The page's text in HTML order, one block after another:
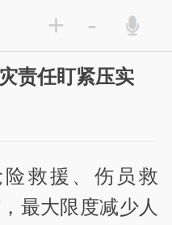
+ -
责任盯紧压实
救援、伤员救
最大限度减少人